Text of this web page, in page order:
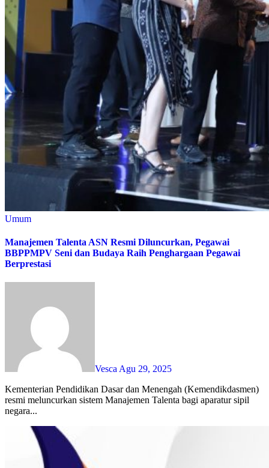
Umum
Manajemen Talenta ASN Resmi Diluncurkan, Pegawai
BBPPMPV Seni dan Budaya Raih Penghargaan Pegawai
Berprestasi
VescaAgu 29, 2025
Kementerian Pendidikan Dasar dan Menengah (Kemendikdasmen)
resmi meluncurkan sistem Manajemen Talenta bagi aparatur sipil
negara...